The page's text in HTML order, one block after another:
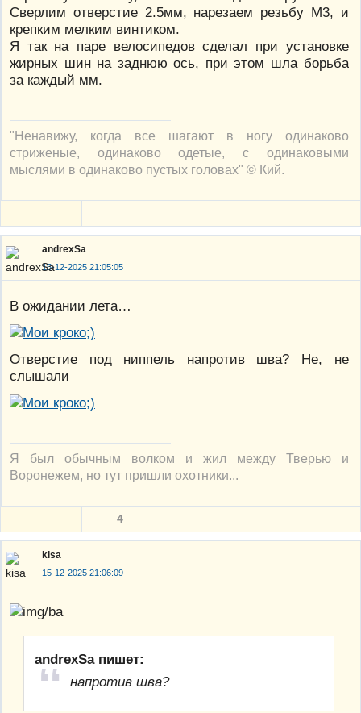
Сверлим отверстие 2.5мм, нарезаем резьбу М3, и
крепким мелким винтиком.
Я так на паре велосипедов сделал при установке
жирных шин на заднюю ось, при этом шла борьба
за каждый мм.
"Ненавижу, когда все шагают в ногу одинаково
стриженые, одинаково одетые, с одинаковыми
мыслями в одинаково пустых головах" © Кий.
andrexSa
15-12-2025 21:05:05
В ожидании лета…
Отверстие под ниппель напротив шва? Не, не
слышали
Я был обычным волком и жил между Тверью и
Воронежем, но тут пришли охотники...
4
kisa
15-12-2025 21:06:09
andrexSa пишет:
напротив шва?